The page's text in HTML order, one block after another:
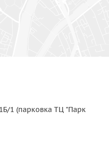
1 (парковка ТЦ "Парк